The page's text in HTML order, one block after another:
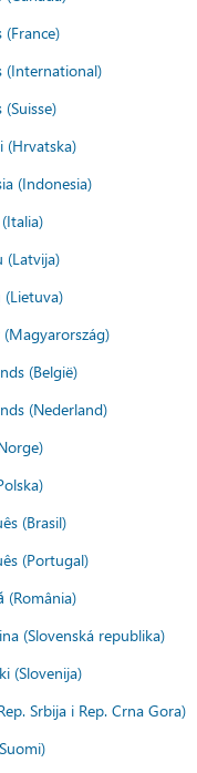
(France)
(International)
(Suisse)
(Hrvatska)
(Indonesia)
(Latvija)
(Lietuva)
(België)
(Nederland)
(Brasil)
(Portugal)
(România)
(Slovenská republika)
(Slovenija)
Srbija i Rep. Crna Gora)